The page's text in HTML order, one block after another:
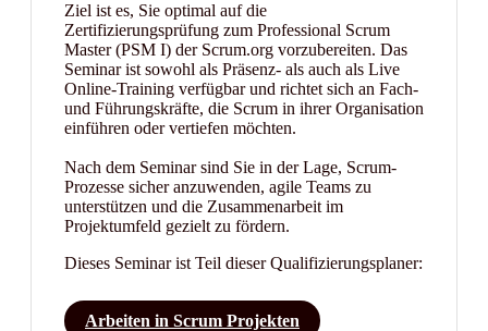
Ziel ist es, Sie optimal auf die
Zertifizierungsprüfung zum Professional Scrum
Master (PSM I) der Scrum.org vorzubereiten. Das
Seminar ist sowohl als Präsenz- als auch als Live
Online-Training verfügbar und richtet sich an Fach-
und Führungskräfte, die Scrum in ihrer Organisation
einführen oder vertiefen möchten.
Nach dem Seminar sind Sie in der Lage, Scrum-
Prozesse sicher anzuwenden, agile Teams zu
unterstützen und die Zusammenarbeit im
Projektumfeld gezielt zu fördern.
Dieses Seminar ist Teil dieser Qualifizierungsplaner:
Arbeiten in Scrum Projekten